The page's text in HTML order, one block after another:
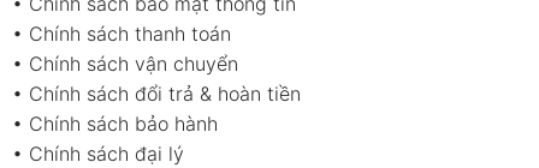
• Chính sách thanh toán
• Chính sách vận chuyển
• Chính sách đổi trả & hoàn tiền
• Chính sách bảo hành
• Chính sách đại lý